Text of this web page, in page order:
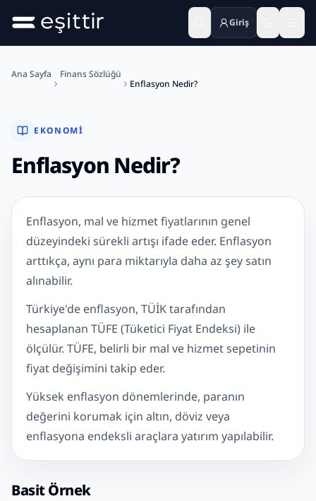
Ana içeriğe geç Giriş
Ana Sayfa
Finans Sözlüğü
Enflasyon Nedir?
EKONOMI
Enflasyon Nedir?
Enflasyon Nedir?
Enflasyon, mal ve hizmet fiyatlarının genel
düzeyindeki sürekli artışı ifade eder. Enflasyon
arttıkça, aynı para miktarıyla daha az şey satın
alınabilir.
Türkiye'de enflasyon, TÜİK tarafından
hesaplanan TÜFE (Tüketici Fiyat Endeksi) ile
ölçülür. TÜFE, belirli bir mal ve hizmet sepetinin
fiyat değişimini takip eder.
Yüksek enflasyon dönemlerinde, paranın
değerini korumak için altın, döviz veya
enflasyona endeksli araçlara yatırım yapılabilir.
Basit Örnek